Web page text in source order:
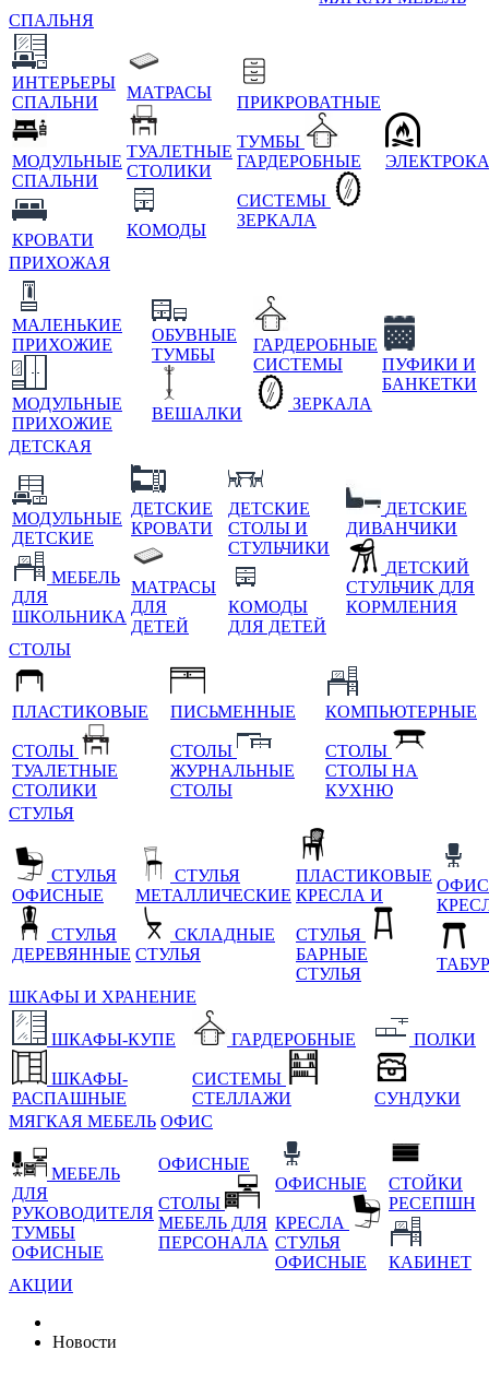
СПАЛЬНЯ
ИНТЕРЬЕРЫ
СПАЛЬНИ
МОДУЛЬНЫЕ
СПАЛЬНИ
КРОВАТИ
МАТРАСЫ
ТУАЛЕТНЫЕ
СТОЛИКИ
КОМОДЫ
ПРИКРОВАТНЫЕ
ТУМБЫ
ГАРДЕРОБНЫЕ
СИСТЕМЫ
ЗЕРКАЛА
ПРИХОЖАЯ
МАЛЕНЬКИЕ
ПРИХОЖИЕ
МОДУЛЬНЫЕ
ПРИХОЖИЕ
ОБУВНЫЕ
ТУМБЫ
ВЕШАЛКИ
ГАРДЕРОБНЫЕ
СИСТЕМЫ
ЗЕРКАЛА
ПУФИКИ И
БАНКЕТКИ
ДЕТСКАЯ
МОДУЛЬНЫЕ
ДЕТСКИЕ
МЕБЕЛЬ
ДЛЯ
ШКОЛЬНИКА
ДЕТСКИЕ
КРОВАТИ
МАТРАСЫ
ДЛЯ
ДЕТЕЙ
ДЕТСКИЕ
СТОЛЫ И
СТУЛЬЧИКИ
КОМОДЫ
ДЛЯ ДЕТЕЙ
ДЕТСКИЕ
ДИВАНЧИКИ
ДЕТСКИЙ
СТУЛЬЧИК ДЛЯ
КОРМЛЕНИЯ
СТОЛЫ
ПЛАСТИКОВЫЕ
СТОЛЫ
ТУАЛЕТНЫЕ
СТОЛИКИ
ПИСЬМЕННЫЕ
СТОЛЫ
ЖУРНАЛЬНЫЕ
СТОЛЫ
КОМПЬЮТЕРНЫЕ
СТОЛЫ
СТОЛЫ НА
КУХНЮ
СТУЛЬЯ
СТУЛЬЯ
ОФИСНЫЕ
СТУЛЬЯ
ДЕРЕВЯННЫЕ
СТУЛЬЯ
МЕТАЛЛИЧЕСКИЕ
СКЛАДНЫЕ
СТУЛЬЯ
ПЛАСТИКОВЫЕ
КРЕСЛА И
СТУЛЬЯ
БАРНЫЕ
СТУЛЬЯ
ШКАФЫ И ХРАНЕНИЕ
ШКАФЫ-КУПЕ
ШКАФЫ-
РАСПАШНЫЕ
ГАРДЕРОБНЫЕ
СИСТЕМЫ
СТЕЛЛАЖИ
ПОЛКИ
СУНДУКИ
МЯГКАЯ МЕБЕЛЬ ОФИС
МЕБЕЛЬ
ДЛЯ
РУКОВОДИТЕЛЯ
ТУМБЫ
ОФИСНЫЕ
ОФИСНЫЕ
СТОЛЫ
МЕБЕЛЬ ДЛЯ
ПЕРСОНАЛА
ОФИСНЫЕ
КРЕСЛА
СТУЛЬЯ
ОФИСНЫЕ
СТОЙКИ
РЕСЕПШН
КАБИНЕТ
АКЦИИ
Новости